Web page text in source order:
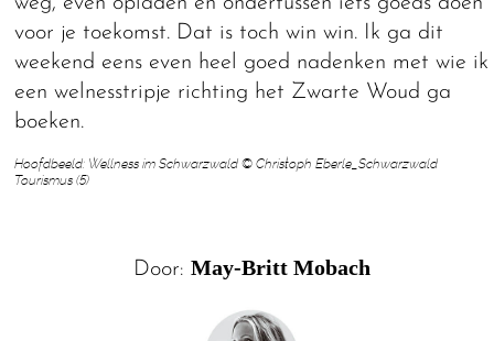
voor je toekomst. Dat is toch win win. Ik ga dit
weekend eens even heel goed nadenken met wie ik
een welnesstripje richting het Zwarte Woud ga
boeken.
Hoofdbeeld: Wellness im Schwarzwald © Christoph Eberle_Schwarzwald
Tourismus (5)
Door: May-Britt Mobach